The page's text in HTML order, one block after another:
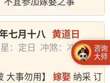
七月十八 黄道日
：定日
冲煞：冲马煞
大事勿用】嫁娶 纳采 订
咨询
大师